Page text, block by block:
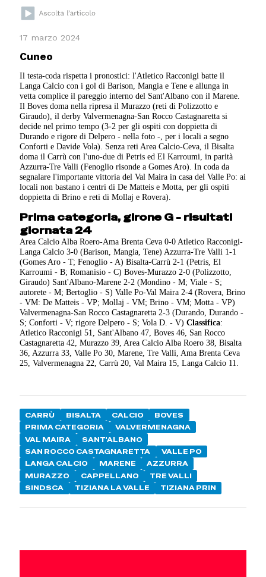
17 marzo 2024
Cuneo
Il testa-coda rispetta i pronostici: l'Atletico Racconigi batte il
Langa Calcio con i gol di Barison, Mangia e Tene e allunga in
vetta complice il pareggio interno del Sant'Albano con il Marene.
Il Boves doma nella ripresa il Murazzo (reti di Polizzotto e
Giraudo), il derby Valvermenagna-San Rocco Castagnaretta si
decide nel primo tempo (3-2 per gli ospiti con doppietta di
Durando e rigore di Delpero - nella foto -, per i locali a segno
Conforti e Davide Vola). Senza reti Area Calcio-Ceva, il Bisalta
doma il Carrù con l'uno-due di Petris ed El Karroumi, in parità
Azzurra-Tre Valli (Fenoglio risonde a Gomes Aro). In coda da
segnalare l'importante vittoria del Val Maira in casa del Valle Po: ai
locali non bastano i centri di De Matteis e Motta, per gli ospiti
doppietta di Brino e reti di Mollaj e Rovera).
Prima categoria, girone G - risultati
giornata 24
Area Calcio Alba Roero-Ama Brenta Ceva 0-0 Atletico Racconigi-
Langa Calcio 3-0 (Barison, Mangia, Tene) Azzurra-Tre Valli 1-1
(Gomes Aro - T; Fenoglio - A) Bisalta-Carrù 2-1 (Petris, El
Karroumi - B; Romanisio - C) Boves-Murazzo 2-0 (Polizzotto,
Giraudo) Sant'Albano-Marene 2-2 (Mondino - M; Viale - S;
autorete - M; Bertoglio - S) Valle Po-Val Maira 2-4 (Rovera, Brino
- VM: De Matteis - VP; Mollaj - VM; Brino - VM; Motta - VP)
Valvermenagna-San Rocco Castagnaretta 2-3 (Durando, Durando -
S; Conforti - V; rigore Delpero - S; Vola D. - V)Classifica:
Atletico Racconigi 51, Sant'Albano 47, Boves 46, San Rocco
Castagnaretta 42, Murazzo 39, Area Calcio Alba Roero 38, Bisalta
36, Azzurra 33, Valle Po 30, Marene, Tre Valli, Ama Brenta Ceva
25, Valvermenagna 22, Carrù 20, Val Maira 15, Langa Calcio 11.
CARRÙ BISALTA CALCIO
BOVES
PRIMA CATEGORIA
VALVERMENAGNA
VAL MAIRA
SANT'ALBANO
SAN ROCCO CASTAGNARETTA
VALLE PO
LANGA CALCIO
MARENE
AZZURRA
MURAZZO
CAPPELLANO
TRE VALLI
SINDSCA
TIZIANA LA VALLE TIZIANA PRIN